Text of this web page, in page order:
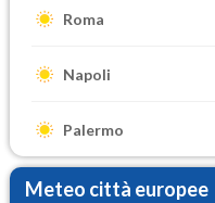
Roma
Napoli
Palermo
Meteo città europee